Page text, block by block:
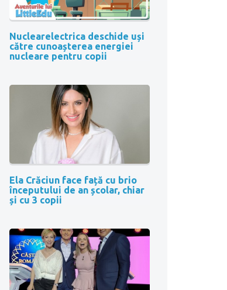
Nuclearelectrica deschide uși
către cunoașterea energiei
nucleare pentru copii
Ela Crăciun face față cu brio
începutului de an școlar, chiar
și cu 3 copii